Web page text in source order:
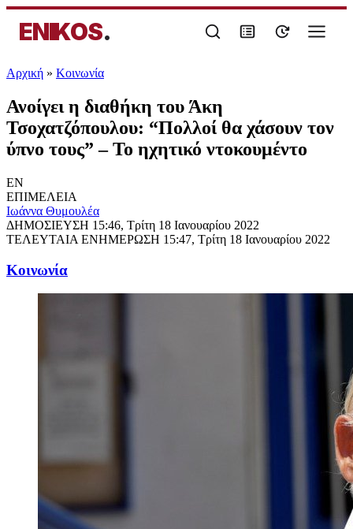
ENIKOS.
Αρχική » Κοινωνία
Ανοίγει η διαθήκη του Άκη
Τσοχατζόπουλου: “Πολλοί θα χάσουν τον
ύπνο τους” – Το ηχητικό ντοκουμέντο
EN
ΕΠΙΜΕΛΕΙΑ
Ιωάννα Θυμουλέα
ΔΗΜΟΣΙΕΥΣΗ 15:46, Τρίτη 18 Ιανουαρίου 2022
ΤΕΛΕΥΤΑΙΑ ΕΝΗΜΕΡΩΣΗ 15:47, Τρίτη 18 Ιανουαρίου 2022
Κοινωνία